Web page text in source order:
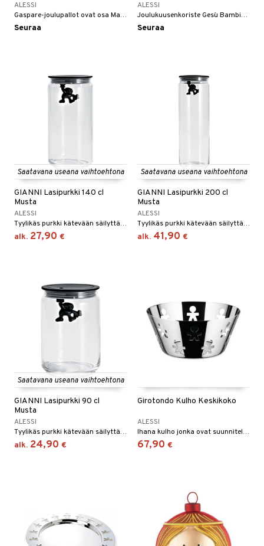
ALESSI
Gaspare-joulupallot ovat osa Marcello Jorin suunnittelemaa Le Palle Presepe -projektia.
Seuraa
ALESSI
Joulukuusenkoriste Gesù Bambino on osa Marcello Jorin suunnittelemaa Palle Presepe -projektia.
Seuraa
Saatavana useana vaihtoehtona
GIANNI Lasipurkki 140 cl
Musta
ALESSI
Tyylikäs purkki kätevään säilyttämiseen. Purkkeja on saatavana neljässä eri koossa ja kuudessa eri värissä. Lasipurkeissa on tiukasti istuva, muovinen kansi.
alk. 27,90 €
Saatavana useana vaihtoehtona
GIANNI Lasipurkki 200 cl
Musta
ALESSI
Tyylikäs purkki kätevään säilyttämiseen. Purkkeja on saatavana neljässä eri koossa ja kuudessa eri värissä. Lasipurkeissa on tiukasti istuva, muovinen kansi.
alk. 41,90 €
Saatavana useana vaihtoehtona
GIANNI Lasipurkki 90 cl
Musta
ALESSI
Tyylikäs purkki kätevään säilyttämiseen. Purkkeja on saatavana neljässä eri koossa ja kuudessa eri värissä. Lasipurkeissa on tiukasti istuva, muovinen kansi.
alk. 24,90 €
Girotondo Kulho Keskikoko
ALESSI
Ihana kulho jonka ovat suunnitelleet arkkitehdit Stefano Giovannoni ja Guido Venturini. Halkaisija 20.5 cm.
67,90 €